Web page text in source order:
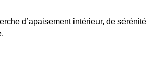
d’apaisement intérieur, de sérénité